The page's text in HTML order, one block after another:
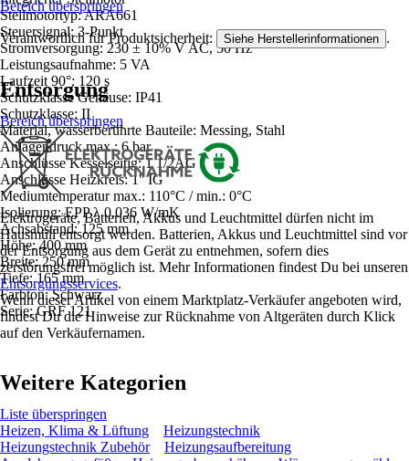
Stellmotortyp: ARA661
Steuersignal: 3-Punkt
Stromversorgung: 230 ± 10% V AC, 50 Hz
Leistungsaufnahme: 5 VA
Laufzeit 90°: 120 s
Schutzklasse Gehäuse: IP41
Schutzklasse: II
Material, wasserberührte Bauteile: Messing, Stahl
Anlagendruck max.: 6 bar
Anschlüsse Kesselseitig: 1 1/2AG
Anschlüsse Heizkreis: 1'' IG
Mediumtemperatur max.: 110°C / min.: 0°C
Isolierung: EPP λ 0.036 W/mK
Achsabstand: 125 mm
Höhe: 400 mm
Breite: 250 mm
Tiefe: 165 mm
Farbton: Schwarz
Serie: GRF 121
Bereich überspringen
Verantwortlich für Produktsicherheit: Siehe Herstellerinformationen .
Entsorgung
Bereich überspringen
Elektrogeräte, Batterien, Akkus und Leuchtmittel dürfen nicht im
Hausmüll entsorgt werden. Batterien, Akkus und Leuchtmittel sind vor
der Entsorgung aus dem Gerät zu entnehmen, sofern dies
zerstörungsfrei möglich ist. Mehr Informationen findest Du bei unseren
Entsorgungsservices.
Wenn dieser Artikel von einem Marktplatz-Verkäufer angeboten wird,
findest Du die Hinweise zur Rücknahme von Altgeräten durch Klick
auf den Verkäufernamen.
Weitere Kategorien
Liste überspringen
Heizen, Klima & Lüftung
Heizungstechnik
Heizungstechnik Zubehör
Heizungsaufbereitung